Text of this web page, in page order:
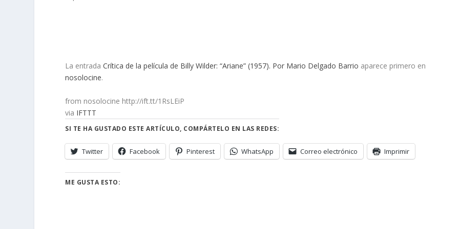
La entradaCrítica de la película de Billy Wilder: “Ariane” (1957). Por Mario Delgado Barrio aparece primero en
nosolocine.
from nosolocine http://ift.tt/1RsLEiP
via IFTTT
SI TE HA GUSTADO ESTE ARTÍCULO, COMPÁRTELO EN LAS REDES:
Twitter Facebook Pinterest WhatsApp Correo electrónico Imprimir
ME GUSTA ESTO: